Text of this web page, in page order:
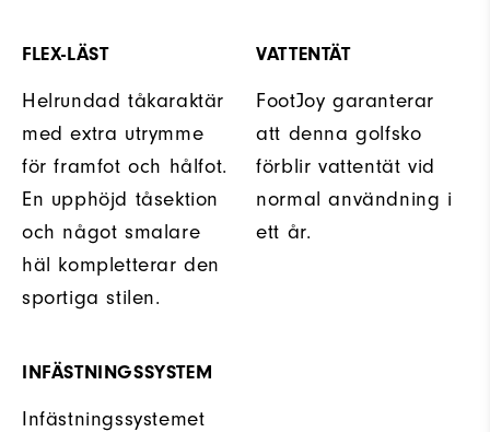
FLEX-LÄST
Helrundad tåkaraktär
med extra utrymme
för framfot och hålfot.
En upphöjd tåsektion
och något smalare
häl kompletterar den
sportiga stilen.
VATTENTÄT
FootJoy garanterar
att denna golfsko
förblir vattentät vid
normal användning i
ett år.
INFÄSTNINGSSYSTEM
Infästningssystemet